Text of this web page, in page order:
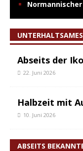
Abseits der
22. Juni 2026
Halbzeit mit
10. Juni 2026
ABSEITS